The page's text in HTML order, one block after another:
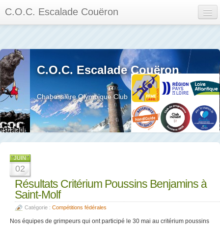
C.O.C. Escalade Couëron
Calendrier des événements et des compétitions
Les membres
Les séances
Privée
La salle et le mur
C.O.C. Escalade Couëron
Chabossière Olympique Club
JUIN
02
Résultats Critérium Poussins Benjamins à
Saint-Molf
Catégorie : Compétitions fédérales
Nos équipes de grimpeurs qui ont participé le 30 mai au critérium poussins